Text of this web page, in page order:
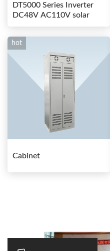
DT5000 Series Inverter
DC48V AC110V solar
hot
Cabinet